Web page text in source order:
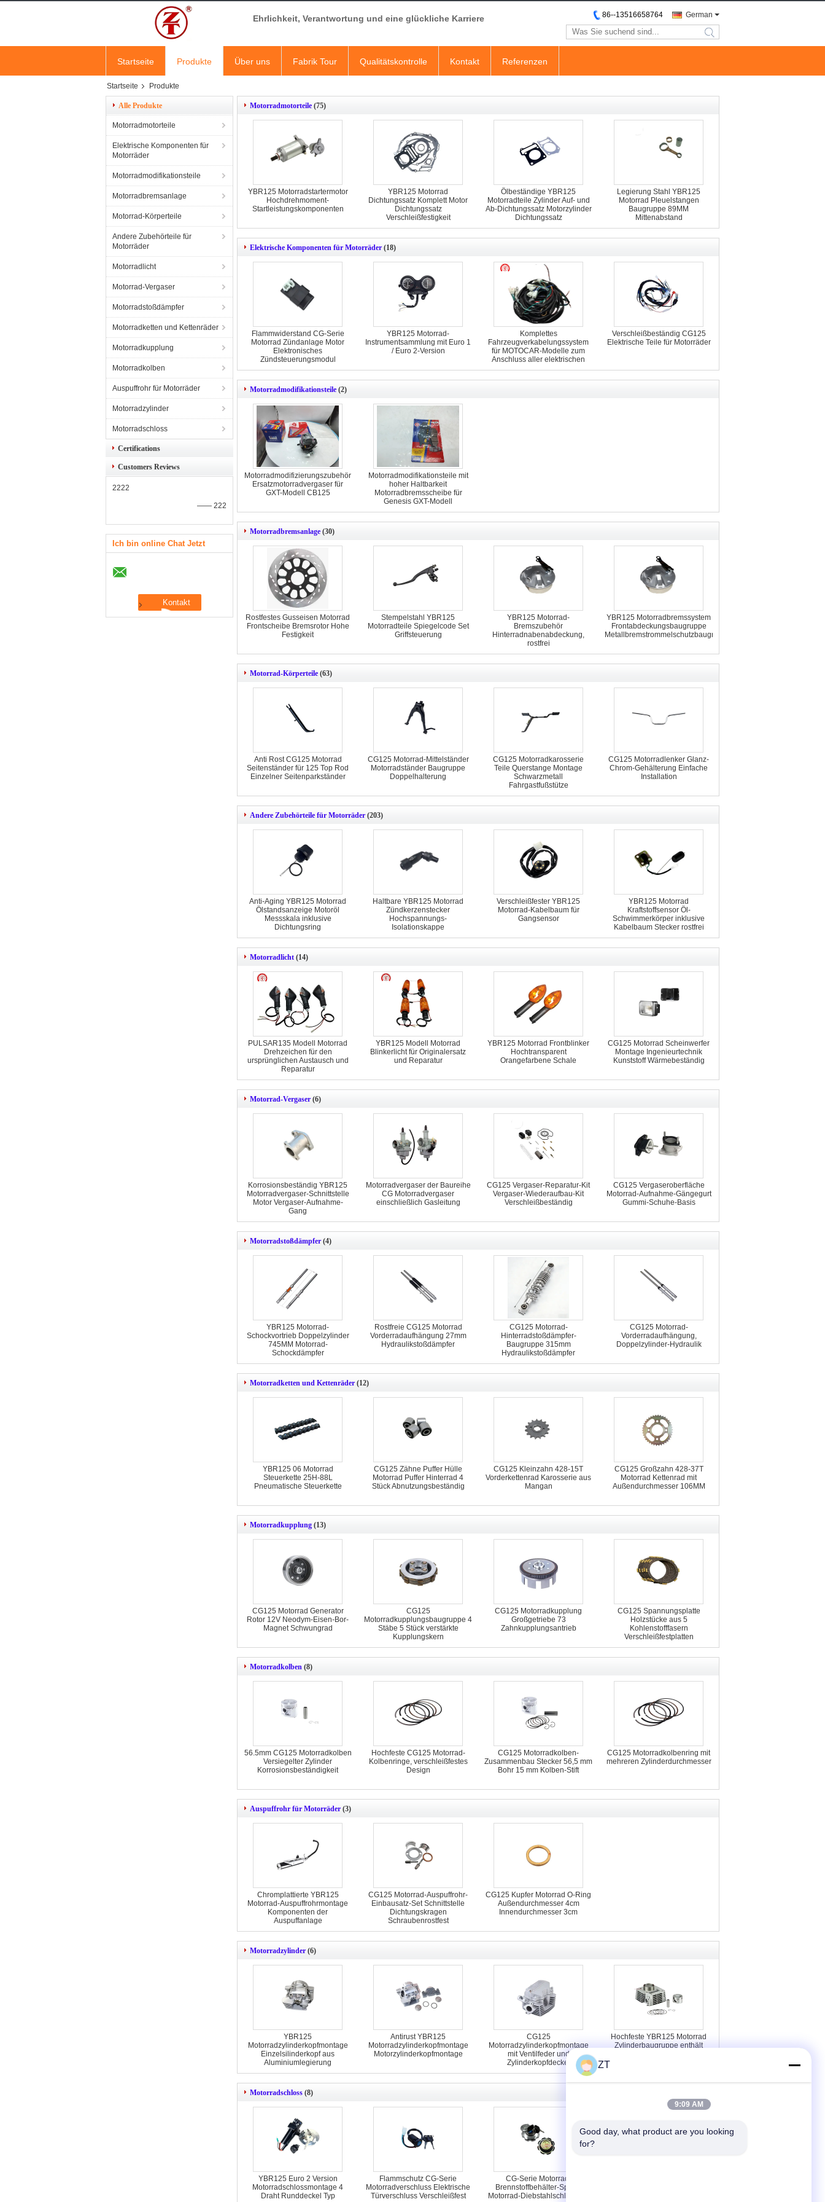
Ehrlichkeit, Verantwortung und eine glückliche Karriere German
86--13516658764
search
Startseite Produkte Über uns Fabrik Tour Qualitätskontrolle Kontakt Referenzen
Startseite Produkte
Alle Produkte
Motorradmotorteile
Elektrische Komponenten für
Motorräder
Motorradmodifikationsteile
Motorradbremsanlage
Motorrad-Körperteile
Andere Zubehörteile für
Motorräder
Motorradlicht
Motorrad-Vergaser
Motorradstoßdämpfer
Motorradketten und Kettenräder
Motorradkupplung
Motorradkolben
Auspuffrohr für Motorräder
Motorradzylinder
Motorradschloss
Certifications
Customers Reviews
2222
—— 222
Ich bin online Chat Jetzt
Motorradmotorteile (75)
YBR125 Motorradstartermotor
Hochdrehmoment-
Startleistungskomponenten
YBR125 Motorrad
Dichtungssatz Komplett Motor
Dichtungssatz
Verschleißfestigkeit
Ölbeständige YBR125
Motorradteile Zylinder Auf- und
Ab-Dichtungssatz Motorzylinder
Dichtungssatz
Legierung Stahl YBR125
Motorrad Pleuelstangen
Baugruppe 89MM
Mittenabstand
Elektrische Komponenten für Motorräder (18)
Flammwiderstand CG-Serie
Motorrad Zündanlage Motor
Elektronisches
Zündsteuerungsmodul
YBR125 Motorrad-
Instrumentsammlung mit Euro 1
/ Euro 2-Version
Komplettes
Fahrzeugverkabelungssystem
für MOTOCAR-Modelle zum
Anschluss aller elektrischen
Komponenten
Verschleißbeständig CG125
Elektrische Teile für Motorräder
Motorradmodifikationsteile (2)
Motorradmodifizierungszubehör
Ersatzmotorradvergaser für
GXT-Modell CB125
Motorradmodifikationsteile mit
hoher Haltbarkeit
Motorradbremsscheibe für
Genesis GXT-Modell
Motorradbremsanlage (30)
Rostfestes Gusseisen Motorrad
Frontscheibe Bremsrotor Hohe
Festigkeit
Stempelstahl YBR125
Motorradteile Spiegelcode Set
Griffsteuerung
YBR125 Motorrad-
Bremszubehör
Hinterradnabenabdeckung,
rostfrei
YBR125 Motorradbremssystem
Frontabdeckungsbaugruppe
Metallbremstrommelschutzbaugruppe
Motorrad-Körperteile (63)
Anti Rost CG125 Motorrad
Seitenständer für 125 Top Rod
Einzelner Seitenparkständer
CG125 Motorrad-Mittelständer
Motorradständer Baugruppe
Doppelhalterung
CG125 Motorradkarosserie
Teile Querstange Montage
Schwarzmetall
Fahrgastfußstütze
CG125 Motorradlenker Glanz-
Chrom-Gehälterung Einfache
Installation
Andere Zubehörteile für Motorräder (203)
Anti-Aging YBR125 Motorrad
Ölstandsanzeige Motoröl
Messskala inklusive
Dichtungsring
Haltbare YBR125 Motorrad
Zündkerzenstecker
Hochspannungs-
Isolationskappe
Verschleißfester YBR125
Motorrad-Kabelbaum für
Gangsensor
YBR125 Motorrad
Kraftstoffsensor Öl-
Schwimmerkörper inklusive
Kabelbaum Stecker rostfrei
Motorradlicht (14)
PULSAR135 Modell Motorrad
Drehzeichen für den
ursprünglichen Austausch und
Reparatur
YBR125 Modell Motorrad
Blinkerlicht für Originalersatz
und Reparatur
YBR125 Motorrad Frontblinker
Hochtransparent
Orangefarbene Schale
CG125 Motorrad Scheinwerfer
Montage Ingenieurtechnik
Kunststoff Wärmebeständig
Motorrad-Vergaser (6)
Korrosionsbeständig YBR125
Motorradvergaser-Schnittstelle
Motor Vergaser-Aufnahme-
Gang
Motorradvergaser der Baureihe
CG Motorradvergaser
einschließlich Gasleitung
CG125 Vergaser-Reparatur-Kit
Vergaser-Wiederaufbau-Kit
Verschleißbeständig
CG125 Vergaseroberfläche
Motorrad-Aufnahme-Gängegurt
Gummi-Schuhe-Basis
Motorradstoßdämpfer (4)
YBR125 Motorrad-
Schockvortrieb Doppelzylinder
745MM Motorrad-
Schockdämpfer
Rostfreie CG125 Motorrad
Vorderradaufhängung 27mm
Hydraulikstoßdämpfer
CG125 Motorrad-
Hinterradstoßdämpfer-
Baugruppe 315mm
Hydraulikstoßdämpfer
CG125 Motorrad-
Vorderradaufhängung,
Doppelzylinder-Hydraulik
Motorradketten und Kettenräder (12)
YBR125 06 Motorrad
Steuerkette 25H-88L
Pneumatische Steuerkette
CG125 Zähne Puffer Hülle
Motorrad Puffer Hinterrad 4
Stück Abnutzungsbeständig
CG125 Kleinzahn 428-15T
Vorderkettenrad Karosserie aus
Mangan
CG125 Großzahn 428-37T
Motorrad Kettenrad mit
Außendurchmesser 106MM
Motorradkupplung (13)
CG125 Motorrad Generator
Rotor 12V Neodym-Eisen-Bor-
Magnet Schwungrad
CG125
Motorradkupplungsbaugruppe 4
Stäbe 5 Stück verstärkte
Kupplungskern
CG125 Motorradkupplung
Großgetriebe 73
Zahnkupplungsantrieb
CG125 Spannungsplatte
Holzstücke aus 5
Kohlenstofffasern
Verschleißfestplatten
Motorradkolben (8)
56.5mm CG125 Motorradkolben
Versiegelter Zylinder
Korrosionsbeständigkeit
Hochfeste CG125 Motorrad-
Kolbenringe, verschleißfestes
Design
CG125 Motorradkolben-
Zusammenbau Stecker 56,5 mm
Bohr 15 mm Kolben-Stift
CG125 Motorradkolbenring mit
mehreren Zylinderdurchmesser
Auspuffrohr für Motorräder (3)
Chromplattierte YBR125
Motorrad-Auspuffrohrmontage
Komponenten der
Auspuffanlage
CG125 Motorrad-Auspuffrohr-
Einbausatz-Set Schnittstelle
Dichtungskragen
Schraubenrostfest
CG125 Kupfer Motorrad O-Ring
Außendurchmesser 4cm
Innendurchmesser 3cm
Motorradzylinder (6)
YBR125
Motorradzylinderkopfmontage
Einzelsilinderkopf aus
Aluminiumlegierung
Antirust YBR125
Motorradzylinderkopfmontage
Motorzylinderkopfmontage
CG125
Motorradzylinderkopfmontage
mit Ventilfeder und
Zylinderkopfdeckel
Hochfeste YBR125 Motorrad
Zylinderbaugruppe enthält
Motorradschloss (8)
YBR125 Euro 2 Version
Motorradschlossmontage 4
Draht Runddeckel Typ
Flammschutz CG-Serie
Motorradverschluss Elektrische
Türverschluss Verschleißfest
CG-Serie Motorrad-
Brennstoffbehälter-Sperre
Motorrad-Diebstahlschließung
ZT
9:09 AM
Good day, what product are you looking
for?